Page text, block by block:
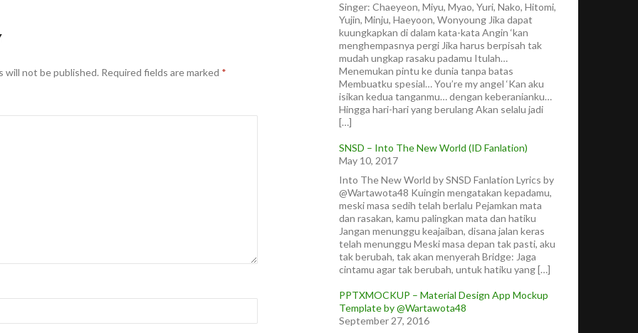
will not be published. Required fields are marked *
Singer: Chaeyeon, Miyu, Myao, Yuri, Nako, Hitomi,
Yujin, Minju, Haeyoon, Wonyoung Jika dapat
kuungkapkan di dalam kata-kata Angin ‘kan
menghempasnya pergi Jika harus berpisah tak
mudah ungkap rasaku padamu Itulah…
Menemukan pintu ke dunia tanpa batas
Membuatku spesial… You’re my angel ‘Kan aku
isikan kedua tanganmu… dengan keberanianku…
Hingga hari-hari yang berulang Akan selalu jadi
[…]
SNSD – Into The New World (ID Fanlation)
May 10, 2017
Into The New World by SNSD Fanlation Lyrics by
@Wartawota48 Kuingin mengatakan kepadamu,
meski masa sedih telah berlalu Pejamkan mata
dan rasakan, kamu palingkan mata dan hatiku
Jangan menunggu keajaiban, disana jalan keras
telah menunggu Meski masa depan tak pasti, aku
tak berubah, tak akan menyerah Bridge: Jaga
cintamu agar tak berubah, untuk hatiku yang […]
PPTXMOCKUP – Material Design App Mockup
Template by @Wartawota48
September 27, 2016